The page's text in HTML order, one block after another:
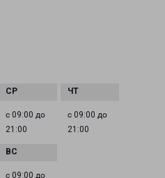
с 09:00 до
21:00
с 09:00 до
21:00
с 09:00 до